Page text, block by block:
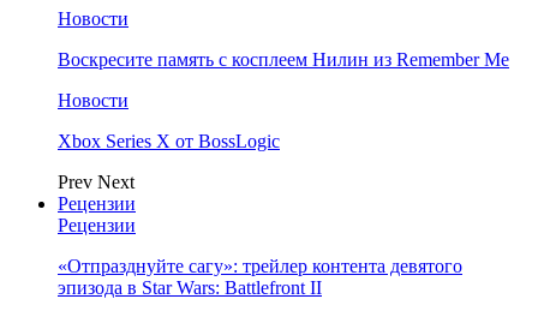
Новости
Воскресите память с косплеем Нилин из Remember Me
Новости
Xbox Series X от BossLogic
Prev Next
Рецензии
Рецензии
«Отпразднуйте сагу»: трейлер контента девятого
эпизода в Star Wars: Battlefront II